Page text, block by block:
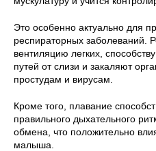
Это особенно актуально для
респираторных заболеваний.
вентиляцию легких,
путей от слизи и закаляют
простудам и вирусам.
Кроме того, плавание
правильного дыхательного
обмена, что положительно
малыша.